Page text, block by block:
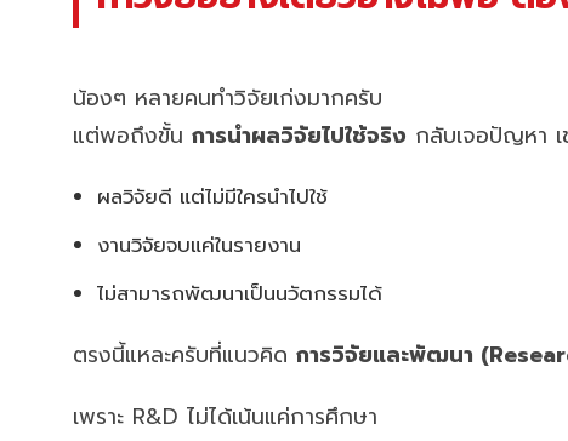
น้องๆ หลายคนทำวิจัยเก่งมากครับ
แต่พอถึงขั้น การนำผลวิจัยไปใช้จริง กลับเจอปัญหา เ
ผลวิจัยดี แต่ไม่มีใครนำไปใช้
งานวิจัยจบแค่ในรายงาน
ไม่สามารถพัฒนาเป็นนวัตกรรมได้
ตรงนี้แหละครับที่แนวคิด การวิจัยและพัฒนา
เพราะ R&D ไม่ได้เน้นแค่การศึกษา